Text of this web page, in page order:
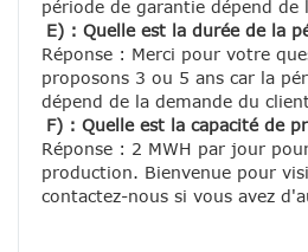
période de garantie dépend de
E) : Quelle est la durée de la
Réponse : Merci pour votre
proposons 3 ou 5 ans car la
dépend de la demande du
F) : Quelle est la capacité de
Réponse : 2 MWH par jour
production. Bienvenue pour
contactez-nous si vous avez